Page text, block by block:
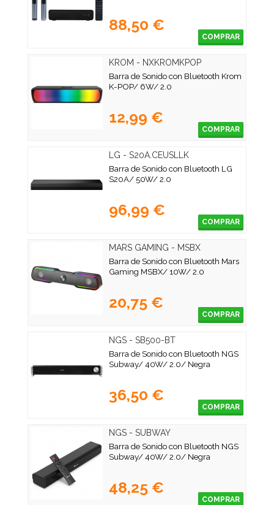
88,50 €
COMPRAR
KROM - NXKROMKPOP
Barra de Sonido con Bluetooth Krom
K-POP/ 6W/ 2.0
12,99 €
COMPRAR
LG - S20A.CEUSLLK
Barra de Sonido con Bluetooth LG
S20A/ 50W/ 2.0
96,99 €
COMPRAR
MARS GAMING - MSBX
Barra de Sonido con Bluetooth Mars
Gaming MSBX/ 10W/ 2.0
20,75 €
COMPRAR
NGS - SB500-BT
Barra de Sonido con Bluetooth NGS
Subway/ 40W/ 2.0/ Negra
36,50 €
COMPRAR
NGS - SUBWAY
Barra de Sonido con Bluetooth NGS
Subway/ 40W/ 2.0/ Negra
48,25 €
COMPRAR